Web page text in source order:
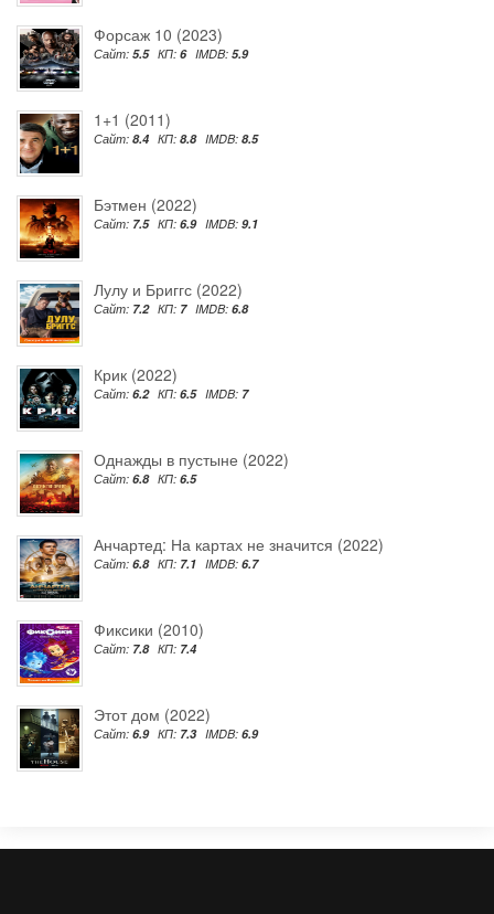
Форсаж 10 (2023)
Сайт: 5.5 КП: 6 IMDB: 5.9
1+1 (2011)
Сайт: 8.4 КП: 8.8 IMDB: 8.5
Бэтмен (2022)
Сайт: 7.5 КП: 6.9 IMDB: 9.1
Лулу и Бриггс (2022)
Сайт: 7.2 КП: 7 IMDB: 6.8
Крик (2022)
Сайт: 6.2 КП: 6.5 IMDB: 7
Однажды в пустыне (2022)
Сайт: 6.8 КП: 6.5
Анчартед: На картах не значится (2022)
Сайт: 6.8 КП: 7.1 IMDB: 6.7
Фиксики (2010)
Сайт: 7.8 КП: 7.4
Этот дом (2022)
Сайт: 6.9 КП: 7.3 IMDB: 6.9